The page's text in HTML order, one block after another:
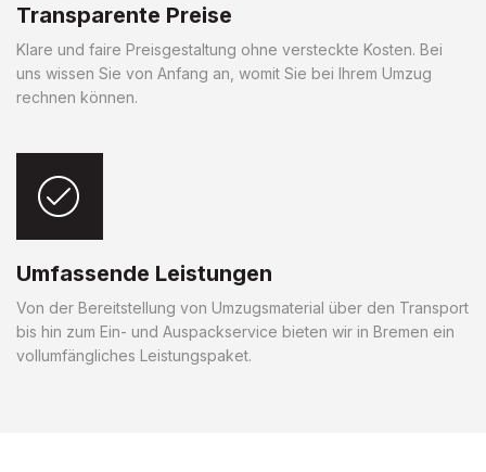
Transparente Preise
Klare und faire Preisgestaltung ohne versteckte Kosten. Bei
uns wissen Sie von Anfang an, womit Sie bei Ihrem Umzug
rechnen können.
Umfassende Leistungen
Von der Bereitstellung von Umzugsmaterial über den Transport
bis hin zum Ein- und Auspackservice bieten wir in Bremen ein
vollumfängliches Leistungspaket.